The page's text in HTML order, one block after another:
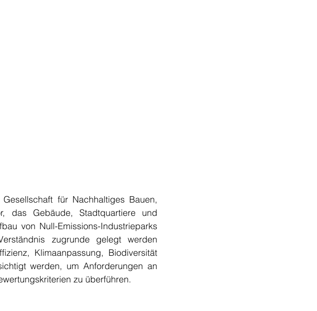
für Nachhaltiges Bauen,
das Gebäude, Stadtquartiere und
von Null-Emissions-Industrieparks
zugrunde gelegt werden
Klimaanpassung, Biodiversität
werden, um Anforderungen an
zu überführen.